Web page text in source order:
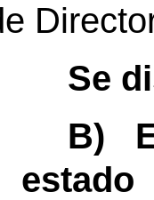
Se
B)